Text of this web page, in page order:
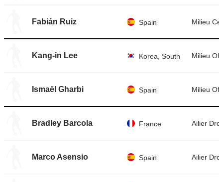
Fabián Ruiz Spain Milieu
Kang-in Lee Korea, South Milieu
Ismaël Gharbi Spain Milieu
Bradley Barcola France Ailier
Marco Asensio Spain Ailier